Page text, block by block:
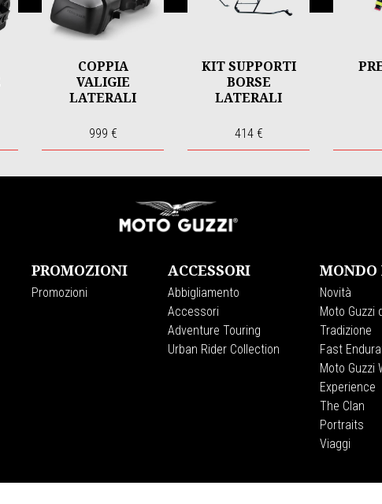
COPPIA
VALIGIE
LATERALI
999 €
KIT SUPPORTI
BORSE
LATERALI
414 €
PROMOZIONI
Promozioni
ACCESSORI
Abbigliamento
Accessori
Adventure Touring
Urban Rider Collection
MONDO
Novità
Moto Guzzi
Tradizione
Fast
Moto Guzzi
Experience
The Clan
Portraits
Viaggi